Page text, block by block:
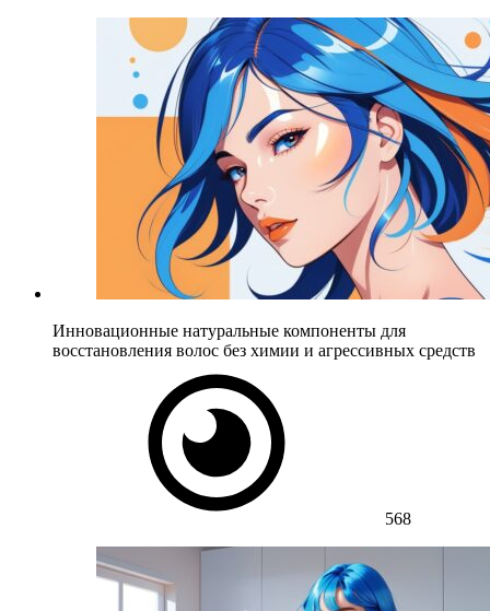
Инновационные натуральные компоненты для
восстановления волос без химии и агрессивных средств
568